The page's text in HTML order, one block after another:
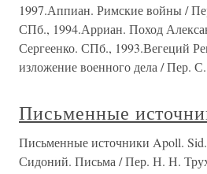
1997.Аппиан. Римские войны /
СПб., 1994.Арриан. Поход
Сергеенко. СПб., 1993.Вегеций
изложение военного дела / Пер.
Письменные
Письменные источники Apoll.
Сидоний. Письма / Пер. Н. Н.